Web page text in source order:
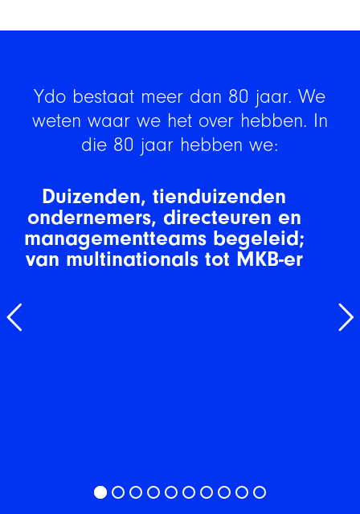
Ydo bestaat meer dan 80 jaar. We
weten waar we het over hebben. In
die 80 jaar hebben we:
Duizenden, tienduizenden
ondernemers, directeuren en
managementteams begeleid;
van multinationals tot MKB-er